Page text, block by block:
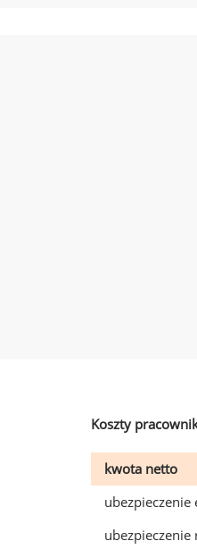
Koszty
kwota netto
ubezpieczenie
ubezpieczenie